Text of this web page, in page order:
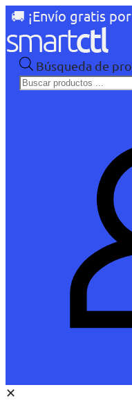
🚚 ¡Envío gratis
Búsqueda de
✕